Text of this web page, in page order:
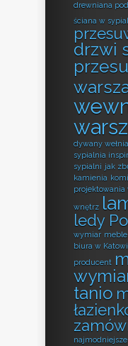
drewniana
ściana w
drzwi
dywany
sypialnia
sypialni jak
kamienia
projektowania
wnętrz
ledy
wymiar
biura w
producent
tanio